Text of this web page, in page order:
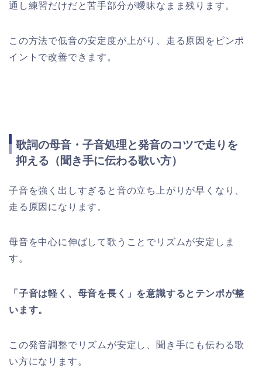
通し練習だけだと苦手部分が曖昧なまま残ります。
この方法で低音の安定度が上がり、走る原因をピンポ
イントで改善できます。
歌詞の母音・子音処理と発音のコツで走りを
抑える（聞き手に伝わる歌い方）
子音を強く出しすぎると音の立ち上がりが早くなり、
走る原因になります。
母音を中心に伸ばして歌うことでリズムが安定しま
す。
「子音は軽く、母音を長く」を意識するとテンポが整
います。
この発音調整でリズムが安定し、聞き手にも伝わる歌
い方になります。